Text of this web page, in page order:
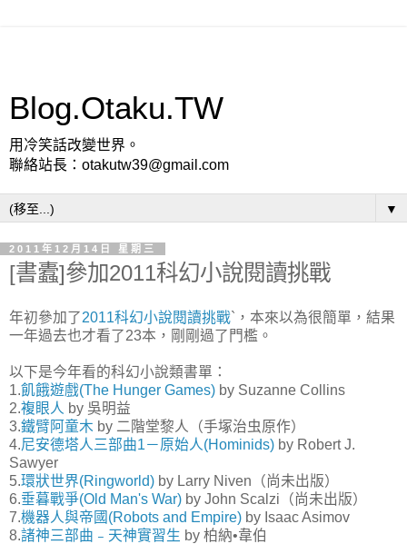
Blog.Otaku.TW
用冷笑話改變世界。
聯絡站長：otakutw39@gmail.com
▼
2011年12月14日 星期三
[書蠹]參加2011科幻小說閱讀挑戰
年初參加了2011科幻小說閱讀挑戰`，本來以為很簡單，結果
一年過去也才看了23本，剛剛過了門檻。
以下是今年看的科幻小說類書單：
1.飢餓遊戲(The Hunger Games) by Suzanne Collins
2.複眼人 by 吳明益
3.鐵臂阿童木 by 二階堂黎人（手塚治虫原作）
4.尼安德塔人三部曲1－原始人(Hominids) by Robert J.
Sawyer
5.環狀世界(Ringworld) by Larry Niven（尚未出版）
6.垂暮戰爭(Old Man's War) by John Scalzi（尚未出版）
7.機器人與帝國(Robots and Empire) by Isaac Asimov
8.諸神三部曲﹣天神實習生 by 柏納•韋伯